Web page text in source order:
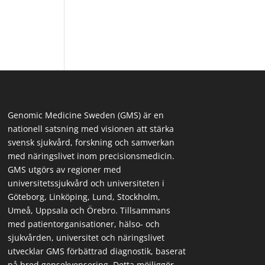
Genomic Medicine Sweden (GMS) är en
nationell satsning med visionen att stärka
svensk sjukvård, forskning och samverkan
med näringslivet inom precisionsmedicin.
GMS utgörs av regioner med
universitetssjukvård och universiteten i
Göteborg, Linköping, Lund, Stockholm,
Umeå, Uppsala och Örebro. Tillsammans
med patientorganisationer, hälso- och
sjukvården, universitet och näringslivet
utvecklar GMS förbättrad diagnostik, baserat